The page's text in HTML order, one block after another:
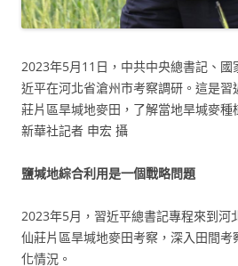
2023年5月11日，中共中央總書記、國
近平在河北省滄州市考察調研。這是
莊片區旱堿地麥田，了解當地旱堿麥種
新華社記者 申宏 攝
鹽堿地綜合利用是一個戰略問題
2023年5月，習近平總書記專程來到河
仙莊片區旱堿地麥田考察，深入田間
化情況。